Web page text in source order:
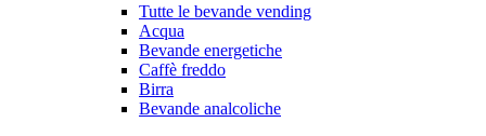
Tutte le bevande vending
Acqua
Bevande energetiche
Caffè freddo
Birra
Bevande analcoliche